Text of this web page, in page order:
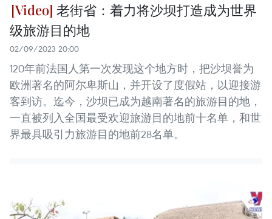
老街省：着力将沙坝打造成为世界
级旅游目的地
02/09/2023 20:00
120年前法国人第一次发现这个地方时，把沙坝誉为
欧洲著名的阿尔卑斯山，并开设了度假站，以迎接游
客到访。迄今，沙坝已成为越南著名的旅游目的地，
一直被列入全国最受欢迎旅游目的地前十名单，和世
界最具吸引力旅游目的地前28名单。